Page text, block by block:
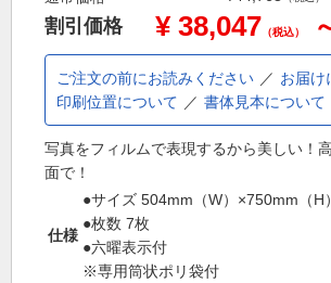
割引価格 ¥ 38,047 （税込）
ご注文の前にお読みください お届け
印刷位置について
書体見本について
写真をフィルムで表現するから美しい！
面で！
仕様
●サイズ 504mm（W）×750mm（H）
●枚数 7枚
●六曜表示付
※専用筒状ポリ袋付